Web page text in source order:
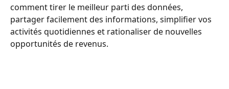
comment tirer le meilleur parti des données,
partager facilement des informations, simplifier vos
activités quotidiennes et rationaliser de nouvelles
opportunités de revenus.